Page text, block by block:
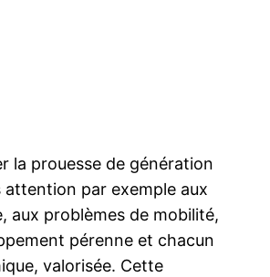
la prouesse de génération
par exemple aux
aux problèmes de mobilité,
pérenne et chacun
valorisée. Cette